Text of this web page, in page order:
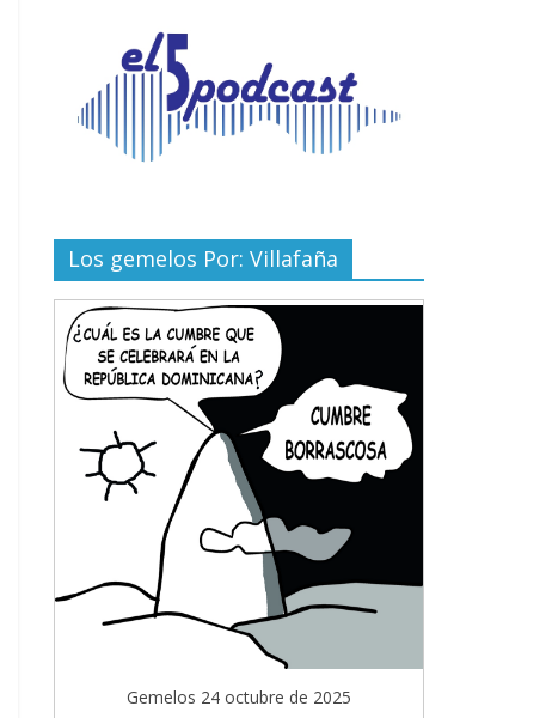
Los gemelos Por: Villafaña
Gemelos 24 octubre de 2025